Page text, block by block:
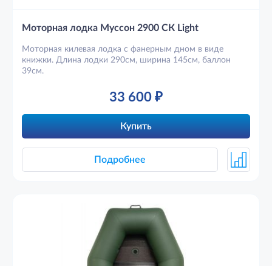
Моторная лодка Муссон 2900 СК Light
Моторная килевая лодка с фанерным дном в виде
книжки. Длина лодки 290см, ширина 145см, баллон
39см.
33 600 ₽
Купить
Подробнее